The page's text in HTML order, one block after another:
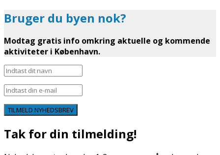
Bruger du byen nok?
Modtag gratis info omkring aktuelle og kommende
aktiviteter i København.
TILMELD NYHEDSBREV
Tak for din tilmelding!